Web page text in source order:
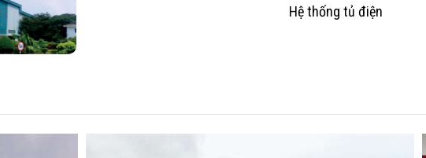
Hệ thống tủ điện